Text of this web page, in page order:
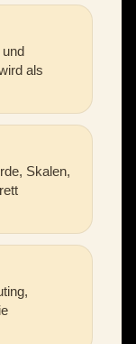
als
Skalen,